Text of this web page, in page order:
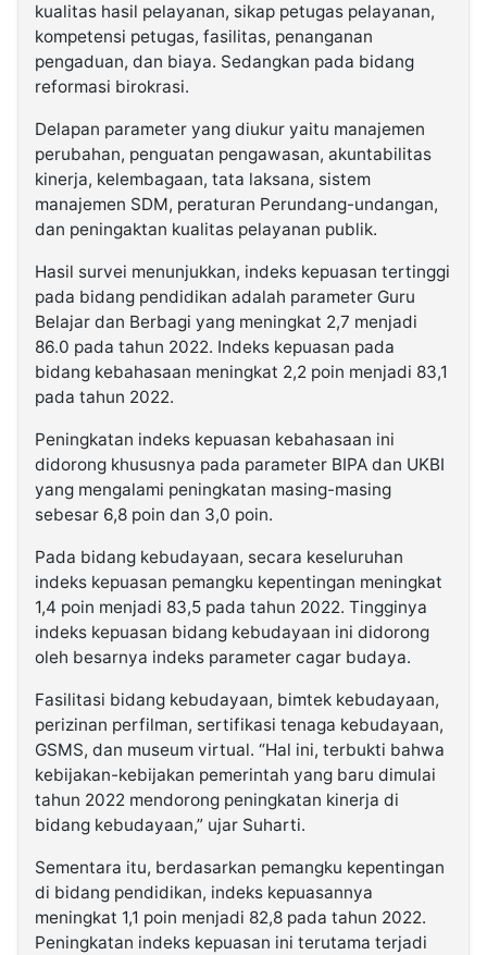
kualitas hasil pelayanan, sikap petugas pelayanan,
kompetensi petugas, fasilitas, penanganan
pengaduan, dan biaya. Sedangkan pada bidang
reformasi birokrasi.
Delapan parameter yang diukur yaitu manajemen
perubahan, penguatan pengawasan, akuntabilitas
kinerja, kelembagaan, tata laksana, sistem
manajemen SDM, peraturan Perundang-undangan,
dan peningaktan kualitas pelayanan publik.
Hasil survei menunjukkan, indeks kepuasan tertinggi
pada bidang pendidikan adalah parameter Guru
Belajar dan Berbagi yang meningkat 2,7 menjadi
86.0 pada tahun 2022. Indeks kepuasan pada
bidang kebahasaan meningkat 2,2 poin menjadi 83,1
pada tahun 2022.
Peningkatan indeks kepuasan kebahasaan ini
didorong khususnya pada parameter BIPA dan UKBI
yang mengalami peningkatan masing-masing
sebesar 6,8 poin dan 3,0 poin.
Pada bidang kebudayaan, secara keseluruhan
indeks kepuasan pemangku kepentingan meningkat
1,4 poin menjadi 83,5 pada tahun 2022. Tingginya
indeks kepuasan bidang kebudayaan ini didorong
oleh besarnya indeks parameter cagar budaya.
Fasilitasi bidang kebudayaan, bimtek kebudayaan,
perizinan perfilman, sertifikasi tenaga kebudayaan,
GSMS, dan museum virtual. “Hal ini, terbukti bahwa
kebijakan-kebijakan pemerintah yang baru dimulai
tahun 2022 mendorong peningkatan kinerja di
bidang kebudayaan,” ujar Suharti.
Sementara itu, berdasarkan pemangku kepentingan
di bidang pendidikan, indeks kepuasannya
meningkat 1,1 poin menjadi 82,8 pada tahun 2022.
Peningkatan indeks kepuasan ini terutama terjadi